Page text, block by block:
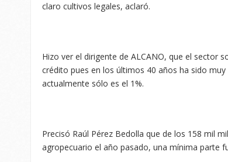
claro cultivos legales, aclaró.
Hizo ver el dirigente de ALCANO, que el sector
crédito pues en los últimos 40 años ha sido
actualmente sólo es el 1%.
Precisó Raúl Pérez Bedolla que de los 158 mil
agropecuario el año pasado, una mínima parte